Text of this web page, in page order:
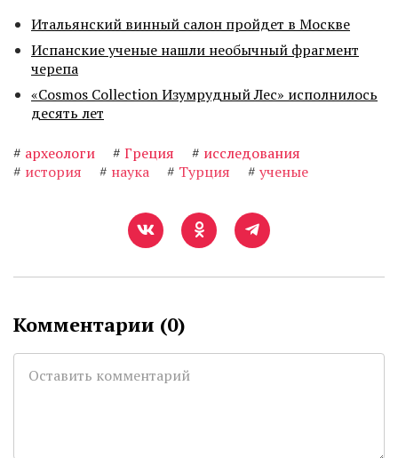
Итальянский винный салон пройдет в Москве
Испанские ученые нашли необычный фрагмент
черепа
«Cosmos Collection Изумрудный Лес» исполнилось
десять лет
# археологи # Греция # исследования
# история # наука # Турция # ученые
Комментарии (0)